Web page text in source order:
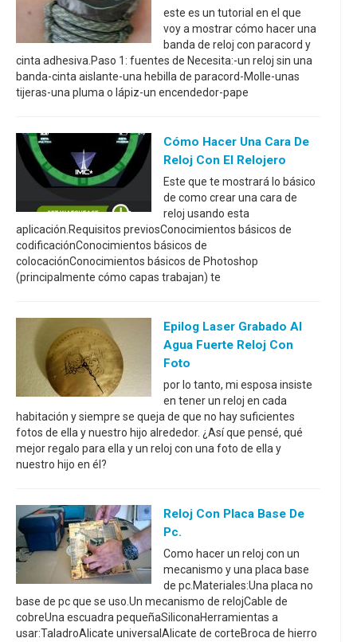
este es un tutorial en el que
voy a mostrar cómo hacer una
banda de reloj con paracord y
cinta adhesiva.Paso 1: fuentes de Necesita:-un reloj sin una
banda-cinta aislante-una hebilla de paracord-Molle-unas
tijeras-una pluma o lápiz-un encendedor-pape
Cómo Hacer Una Cara De
Reloj Con El Relojero
Este que te mostrará lo básico
de como crear una cara de
reloj usando esta
aplicación.Requisitos previosConocimientos básicos de
codificaciónConocimientos básicos de
colocaciónConocimientos básicos de Photoshop
(principalmente cómo capas trabajan) te
Epilog Laser Grabado Al
Agua Fuerte Reloj Con
Foto
por lo tanto, mi esposa insiste
en tener un reloj en cada
habitación y siempre se queja de que no hay suficientes
fotos de ella y nuestro hijo alrededor. ¿Así que pensé, qué
mejor regalo para ella y un reloj con una foto de ella y
nuestro hijo en él?
Reloj Con Placa Base De
Pc.
Como hacer un reloj con un
mecanismo y una placa base
de pc.Materiales:Una placa no
base de pc que se uso.Un mecanismo de relojCable de
cobreUna escuadra pequeñaSiliconaHerramientas a
usar:TaladroAlicate universalAlicate de corteBroca de hierro